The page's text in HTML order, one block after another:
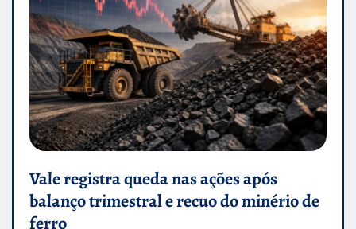
Vale registra queda nas ações após
balanço trimestral e recuo do minério de
ferro